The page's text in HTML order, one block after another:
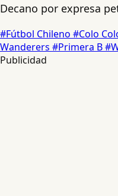
Decano por expresa
#Fútbol Chileno #Colo
Wanderers #Primera B
Publicidad